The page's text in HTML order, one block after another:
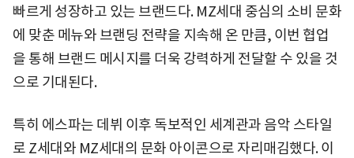
빠르게 성장하고 있는 브랜드다. MZ세대 중심의 소비 문화
에 맞춘 메뉴와 브랜딩 전략을 지속해 온 만큼, 이번 협업
을 통해 브랜드 메시지를 더욱 강력하게 전달할 수 있을 것
으로 기대된다.
특히 에스파는 데뷔 이후 독보적인 세계관과 음악 스타일
로 Z세대와 MZ세대의 문화 아이콘으로 자리매김했다. 이